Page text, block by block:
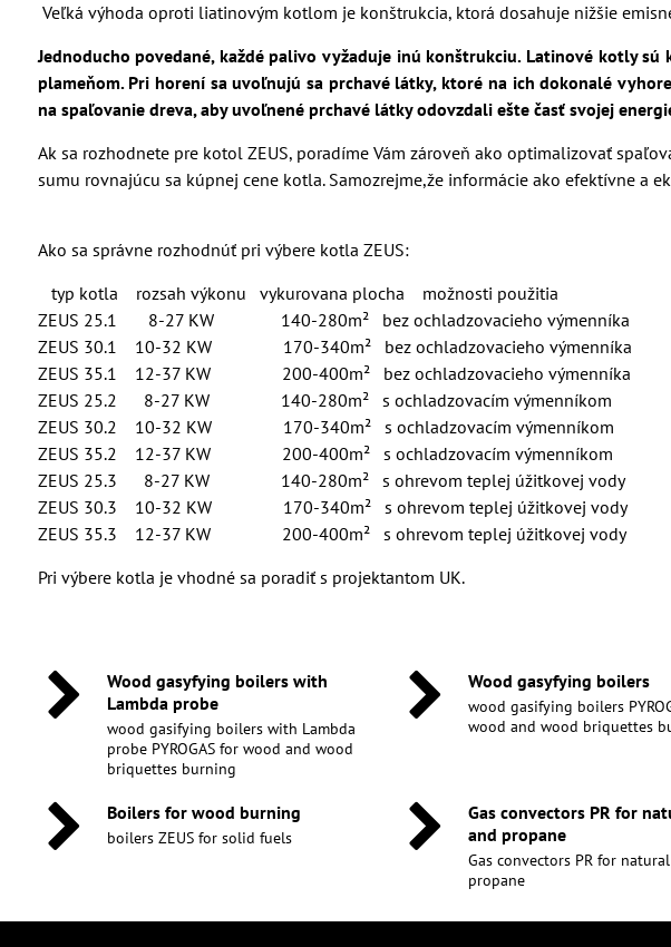
Veľká výhoda oproti liatinovým kotlom je konštrukcia, ktorá dosahuje nižšie
Jednoducho povedané, každé palivo vyžaduje inú konštrukciu. Latinové kotly
plameňom. Pri horení sa uvoľnujú sa prchavé látky, ktoré na ich dokonalé
na spaľovanie dreva, aby uvoľnené prchavé látky odovzdali ešte časť svojej
Ak sa rozhodnete pre kotol ZEUS, poradíme Vám zároveň ako optimalizovať
sumu rovnajúcu sa kúpnej cene kotla. Samozrejme,že informácie ako efektívne a
Ako sa správne rozhodnúť pri výbere kotla ZEUS:
typ kotla rozsah výkonu vykurovana plocha možnosti použitia
ZEUS 25.1 8-27 KW 140-280m² bez ochladzovacieho výmenníka
ZEUS 30.1 10-32 KW 170-340m² bez ochladzovacieho výmenníka
ZEUS 35.1 12-37 KW 200-400m² bez ochladzovacieho výmenníka
ZEUS 25.2 8-27 KW 140-280m² s ochladzovacím výmenníkom
ZEUS 30.2 10-32 KW 170-340m² s ochladzovacím výmenníkom
ZEUS 35.2 12-37 KW 200-400m² s ochladzovacím výmenníkom
ZEUS 25.3 8-27 KW 140-280m² s ohrevom teplej úžitkovej vody
ZEUS 30.3 10-32 KW 170-340m² s ohrevom teplej úžitkovej vody
ZEUS 35.3 12-37 KW 200-400m² s ohrevom teplej úžitkovej vody
Pri výbere kotla je vhodné sa poradiť s projektantom UK.
Wood gasyfying boilers with
Lambda probe
wood gasifying boilers with Lambda
probe PYROGAS for wood and wood
briquettes burning
Wood gasyfying boilers
wood gasifying boilers
wood and wood briquettes
Boilers for wood burning
boilers ZEUS for solid fuels
Gas convectors PR for
and propane
Gas convectors PR for
propane